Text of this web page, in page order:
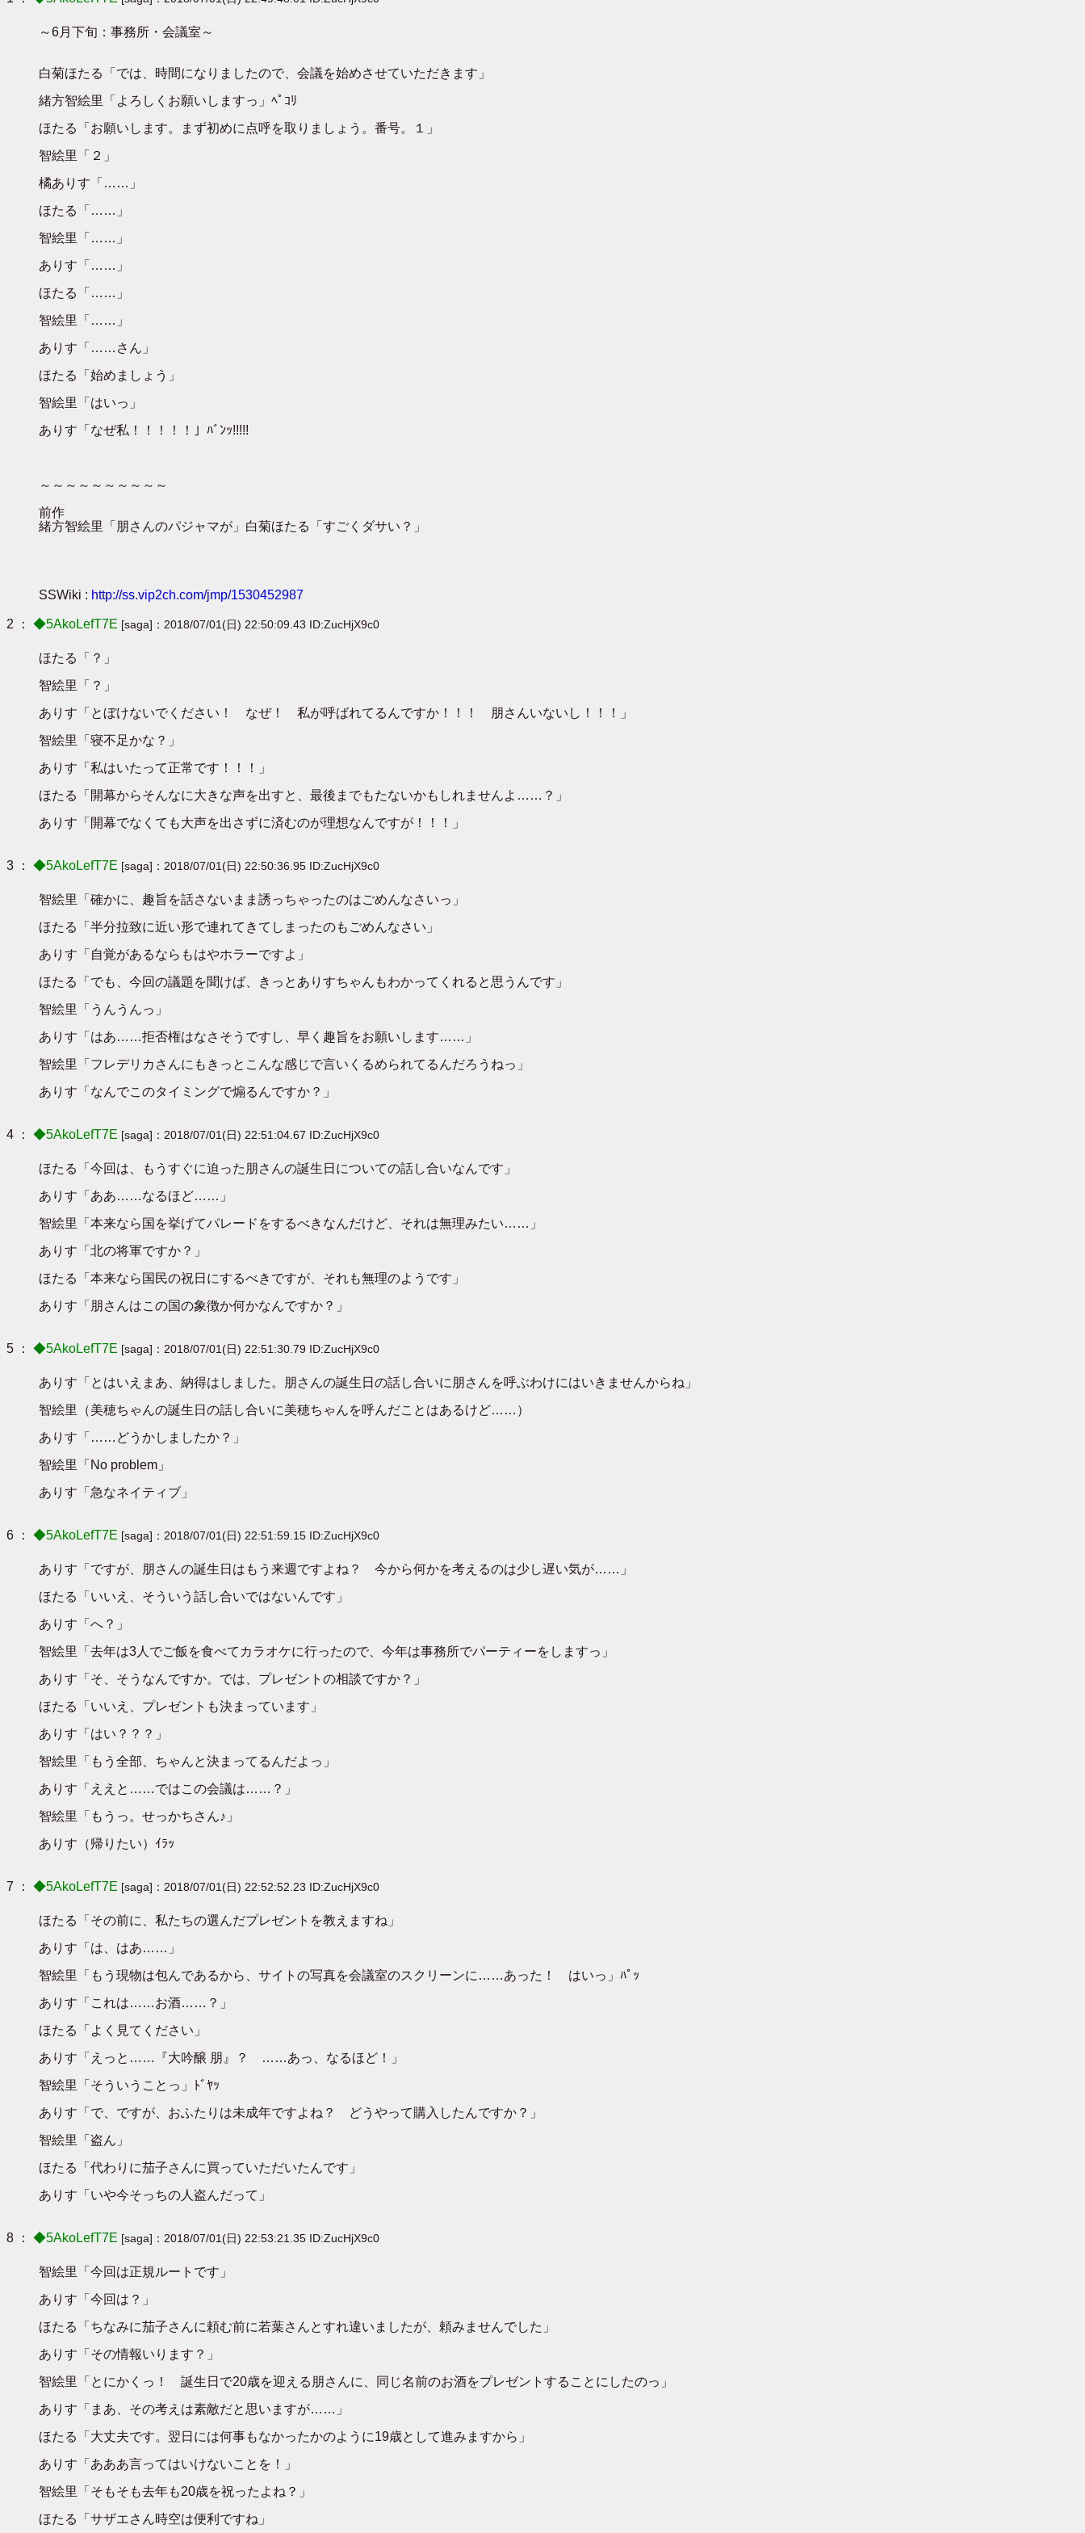
～6月下旬：事務所・会議室～
白菊ほたる「では、時間になりましたので、会議を始めさせていただきます」
緒方智絵里「よろしくお願いしますっ」ﾍﾟｺﾘ
ほたる「お願いします。まず初めに点呼を取りましょう。番号。１」
智絵里「２」
橘ありす「……」
ほたる「……」
智絵里「……」
ありす「……」
ほたる「……」
智絵里「……」
ありす「……さん」
ほたる「始めましょう」
智絵里「はいっ」
ありす「なぜ私！！！！！」ﾊﾞﾝｯ!!!!!
～～～～～～～～～～
前作
緒方智絵里「朋さんのパジャマが」白菊ほたる「すごくダサい？」
SSWiki : http://ss.vip2ch.com/jmp/1530452987
2 ： ◆5AkoLefT7E [saga]：2018/07/01(日) 22:50:09.43 ID:ZucHjX9c0
ほたる「？」
智絵里「？」
ありす「とぼけないでください！ なぜ！ 私が呼ばれてるんですか！！！ 朋さんいないし！！！」
智絵里「寝不足かな？」
ありす「私はいたって正常です！！！」
ほたる「開幕からそんなに大きな声を出すと、最後までもたないかもしれませんよ……？」
ありす「開幕でなくても大声を出さずに済むのが理想なんですが！！！」
3 ： ◆5AkoLefT7E [saga]：2018/07/01(日) 22:50:36.95 ID:ZucHjX9c0
智絵里「確かに、趣旨を話さないまま誘っちゃったのはごめんなさいっ」
ほたる「半分拉致に近い形で連れてきてしまったのもごめんなさい」
ありす「自覚があるならもはやホラーですよ」
ほたる「でも、今回の議題を聞けば、きっとありすちゃんもわかってくれると思うんです」
智絵里「うんうんっ」
ありす「はあ……拒否権はなさそうですし、早く趣旨をお願いします……」
智絵里「フレデリカさんにもきっとこんな感じで言いくるめられてるんだろうねっ」
ありす「なんでこのタイミングで煽るんですか？」
4 ： ◆5AkoLefT7E [saga]：2018/07/01(日) 22:51:04.67 ID:ZucHjX9c0
ほたる「今回は、もうすぐに迫った朋さんの誕生日についての話し合いなんです」
ありす「ああ……なるほど……」
智絵里「本来なら国を挙げてパレードをするべきなんだけど、それは無理みたい……」
ありす「北の将軍ですか？」
ほたる「本来なら国民の祝日にするべきですが、それも無理のようです」
ありす「朋さんはこの国の象徴か何かなんですか？」
5 ： ◆5AkoLefT7E [saga]：2018/07/01(日) 22:51:30.79 ID:ZucHjX9c0
ありす「とはいえまあ、納得はしました。朋さんの誕生日の話し合いに朋さんを呼ぶわけにはいきませんからね」
智絵里（美穂ちゃんの誕生日の話し合いに美穂ちゃんを呼んだことはあるけど……）
ありす「……どうかしましたか？」
智絵里「No problem」
ありす「急なネイティブ」
6 ： ◆5AkoLefT7E [saga]：2018/07/01(日) 22:51:59.15 ID:ZucHjX9c0
ありす「ですが、朋さんの誕生日はもう来週ですよね？ 今から何かを考えるのは少し遅い気が……」
ほたる「いいえ、そういう話し合いではないんです」
ありす「へ？」
智絵里「去年は3人でご飯を食べてカラオケに行ったので、今年は事務所でパーティーをしますっ」
ありす「そ、そうなんですか。では、プレゼントの相談ですか？」
ほたる「いいえ、プレゼントも決まっています」
ありす「はい？？？」
智絵里「もう全部、ちゃんと決まってるんだよっ」
ありす「ええと……ではこの会議は……？」
智絵里「もうっ。せっかちさん♪」
ありす（帰りたい）ｲﾗｯ
7 ： ◆5AkoLefT7E [saga]：2018/07/01(日) 22:52:52.23 ID:ZucHjX9c0
ほたる「その前に、私たちの選んだプレゼントを教えますね」
ありす「は、はあ……」
智絵里「もう現物は包んであるから、サイトの写真を会議室のスクリーンに……あった！ はいっ」ﾊﾟｯ
ありす「これは……お酒……？」
ほたる「よく見てください」
ありす「えっと……『大吟醸 朋』？ ……あっ、なるほど！」
智絵里「そういうことっ」ﾄﾞﾔｯ
ありす「で、ですが、おふたりは未成年ですよね？ どうやって購入したんですか？」
智絵里「盗ん」
ほたる「代わりに茄子さんに買っていただいたんです」
ありす「いや今そっちの人盗んだって」
8 ： ◆5AkoLefT7E [saga]：2018/07/01(日) 22:53:21.35 ID:ZucHjX9c0
智絵里「今回は正規ルートです」
ありす「今回は？」
ほたる「ちなみに茄子さんに頼む前に若葉さんとすれ違いましたが、頼みませんでした」
ありす「その情報いります？」
智絵里「とにかくっ！ 誕生日で20歳を迎える朋さんに、同じ名前のお酒をプレゼントすることにしたのっ」
ありす「まあ、その考えは素敵だと思いますが……」
ほたる「大丈夫です。翌日には何事もなかったかのように19歳として進みますから」
ありす「あああ言ってはいけないことを！」
智絵里「そもそも去年も20歳を祝ったよね？」
ほたる「サザエさん時空は便利ですね」